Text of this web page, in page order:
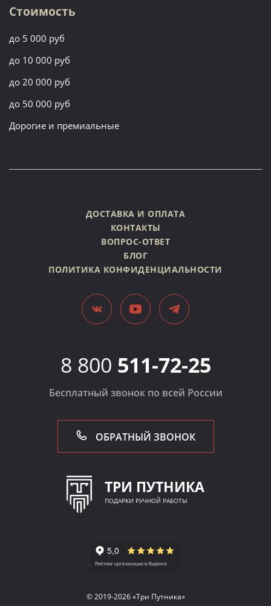
Стоимость
до 5 000 руб
до 10 000 руб
до 20 000 руб
до 50 000 руб
Дорогие и премиальные
ДОСТАВКА И ОПЛАТА
КОНТАКТЫ
ВОПРОС-ОТВЕТ
БЛОГ
ПОЛИТИКА КОНФИДЕНЦИАЛЬНОСТИ
8 800 511-72-25
Бесплатный звонок по всей России
ОБРАТНЫЙ ЗВОНОК
ТРИ ПУТНИКА
ПОДАРКИ РУЧНОЙ РАБОТЫ
© 2019-2026 «Три Путника»